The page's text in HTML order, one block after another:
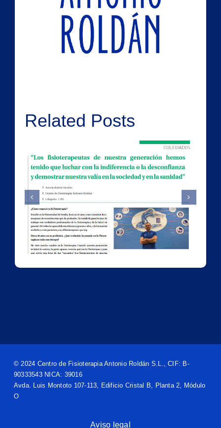
Related Posts
© 2024 Centro de Fisioterapia Antonio Roldán S.L., CIF: B-
90333543 NICA: 39016
Avda. Luis Montoto 107-113, Edificio Cristal B, Planta 2, Módulo
O
Aviso legal